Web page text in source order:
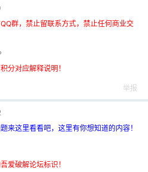
群，禁止留联系方式，禁止任何商业交
分对应解释说明！
举报
来这里看看吧，这里有你想知道的内容！
爱破解论坛标识！